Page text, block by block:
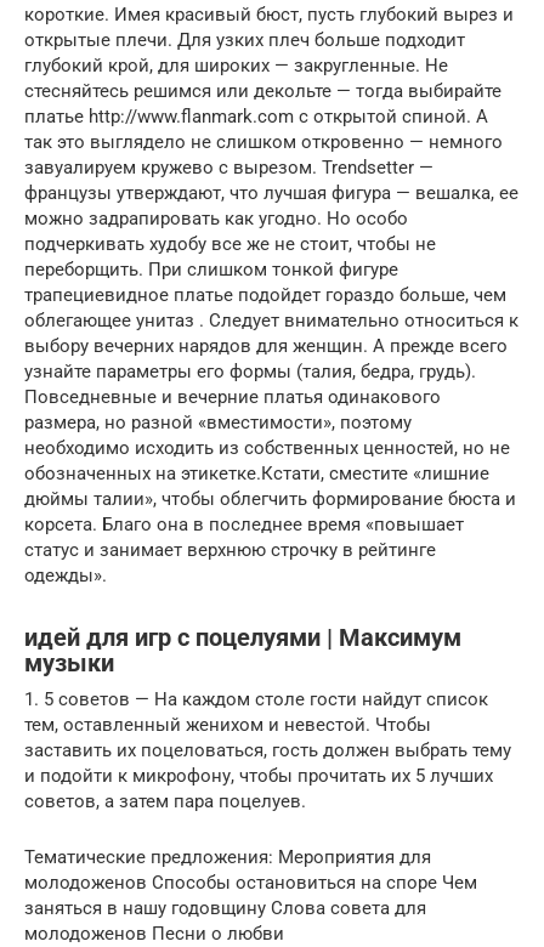
короткие. Имея красивый бюст, пусть глубокий вырез и
открытые плечи. Для узких плеч больше подходит
глубокий крой, для широких — закругленные. Не
стесняйтесь решимся или декольте — тогда выбирайте
платье http://www.flanmark.com с открытой спиной. А
так это выглядело не слишком откровенно — немного
завуалируем кружево с вырезом. Trendsetter —
французы утверждают, что лучшая фигура — вешалка, ее
можно задрапировать как угодно. Но особо
подчеркивать худобу все же не стоит, чтобы не
переборщить. При слишком тонкой фигуре
трапециевидное платье подойдет гораздо больше, чем
облегающее унитаз . Следует внимательно относиться к
выбору вечерних нарядов для женщин. А прежде всего
узнайте параметры его формы (талия, бедра, грудь).
Повседневные и вечерние платья одинакового
размера, но разной «вместимости», поэтому
необходимо исходить из собственных ценностей, но не
обозначенных на этикетке.Кстати, сместите «лишние
дюймы талии», чтобы облегчить формирование бюста и
корсета. Благо она в последнее время «повышает
статус и занимает верхнюю строчку в рейтинге
одежды».
идей для игр с поцелуями | Максимум
музыки
1. 5 советов — На каждом столе гости найдут список
тем, оставленный женихом и невестой. Чтобы
заставить их поцеловаться, гость должен выбрать тему
и подойти к микрофону, чтобы прочитать их 5 лучших
советов, а затем пара поцелуев.
Тематические предложения: Мероприятия для
молодоженов Способы остановиться на споре Чем
заняться в нашу годовщину Слова совета для
молодоженов Песни о любви